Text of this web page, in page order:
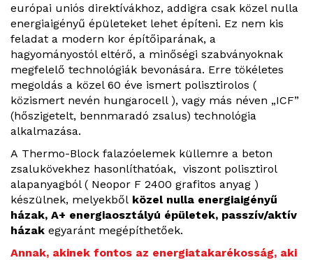
európai uniós direktívákhoz, addigra csak közel nulla
energiaigényű épületeket lehet építeni. Ez nem kis
feladat a modern kor építőiparának, a
hagyományostól eltérő, a minőségi szabványoknak
megfelelő technológiák bevonására. Erre tökéletes
megoldás a közel 60 éve ismert polisztirolos (
közismert nevén hungarocell ), vagy más néven „ICF”
(hőszigetelt, bennmaradó zsalus) technológia
alkalmazása.
A Thermo-Block falazóelemek küllemre a beton
zsalukövekhez hasonlíthatóak, viszont polisztirol
alapanyagból ( Neopor F 2400 grafitos anyag )
készülnek, melyekből közel nulla energiaigényű
házak, A+ energiaosztályú épületek, passzív/aktív
házak egyaránt megépíthetőek.
Annak, akinek fontos az energiatakarékosság, aki